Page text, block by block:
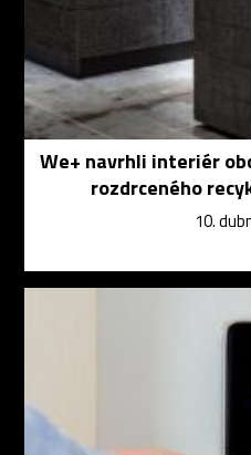
We+ navrhli interiér
rozdrceného
10.